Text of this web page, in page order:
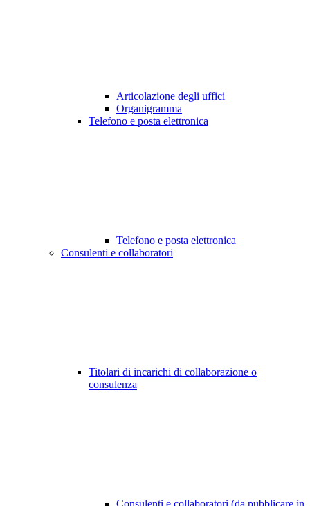
Articolazione degli uffici
Organigramma
Telefono e posta elettronica
Telefono e posta elettronica
Consulenti e collaboratori
Titolari di incarichi di collaborazione o
consulenza